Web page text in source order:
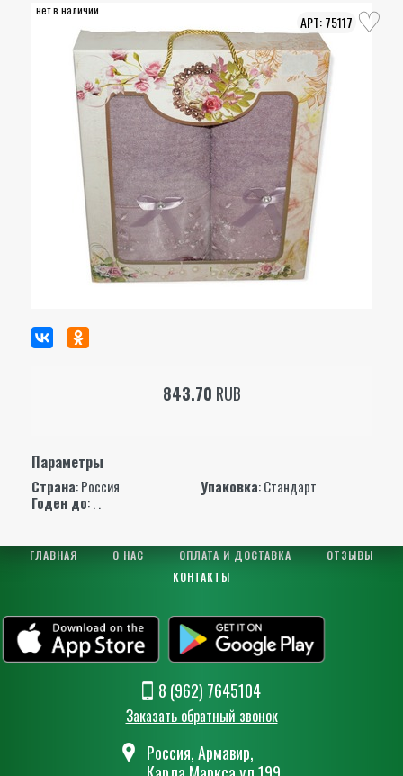
нет в наличии
75117
843.70 RUB
Параметры
Страна: Россия Упаковка: Стандарт
Годен до: . .
ГЛАВНАЯ О НАС ОПЛАТА И ДОСТАВКА
ОТЗЫВЫ
КОНТАКТЫ
8 (962) 7645104
Заказать обратный звонок
Россия, Армавир,